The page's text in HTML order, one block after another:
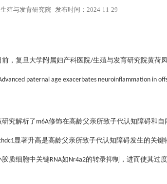
生殖与发育研究院 发布时间：2024-11-29
前，复旦大学附属妇产科医院/生殖与发育研究院黄荷
paternal age exacerbates neuroinflammation in
研究解析了 m6A修饰在高龄父亲所致子代认知障碍和
显著升高是高龄父亲所致子代认知障碍发生的关键
胶质细胞中关键RNA如Nr4a2的转录抑制，进而使其过